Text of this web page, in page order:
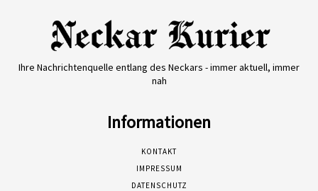
Ihre Nachrichtenquelle entlang des Neckars - immer aktuell, immer
nah
Informationen
KONTAKT
IMPRESSUM
DATENSCHUTZ